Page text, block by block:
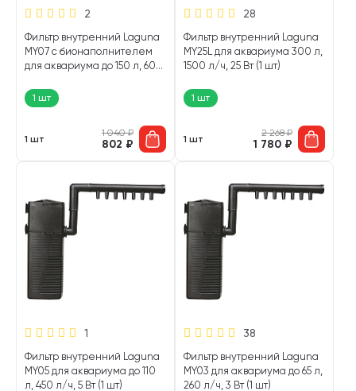
2
Фильтр внутренний Laguna
MY07 с бионаполнителем
для аквариума до 150 л, 600
1 шт
1 шт
1 040₽
802 ₽
28
Фильтр внутренний Laguna
MY25L для аквариума 300 л,
1500 л/ч, 25 Вт (1 шт)
1 шт
1 шт
2 268₽
1 780 ₽
1
Фильтр внутренний Laguna
MY05 для аквариума до 110
л, 450 л/ч, 5 Вт (1 шт)
38
Фильтр внутренний Laguna
MY03 для аквариума до 65 л,
260 л/ч, 3 Вт (1 шт)